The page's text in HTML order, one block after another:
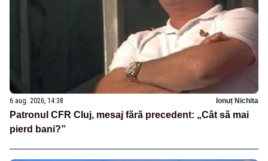
6 aug. 2026, 14:38 Ionuț Nichita
Patronul CFR Cluj, mesaj fără precedent: „Cât să mai
pierd bani?”